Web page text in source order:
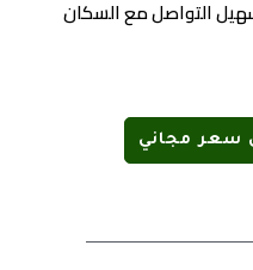
التواصل مع السكان
مجاني